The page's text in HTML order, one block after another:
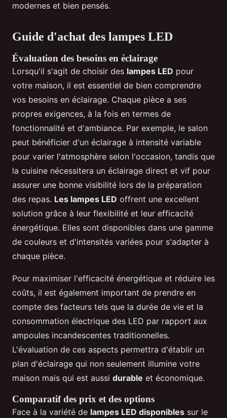
modernes et bien pensés.
Guide d'achat des lampes LED
Évaluation des besoins en éclairage
Lorsqu'il s'agit de choisir des lampes LED pour
votre maison, il est essentiel de bien comprendre
vos besoins en éclairage. Chaque pièce a ses
propres exigences, à la fois en termes de
fonctionnalité et d'ambiance. Par exemple, le salon
peut bénéficier d'un éclairage à intensité variable
pour varier l'atmosphère selon l'occasion, tandis que
la cuisine nécessitera un éclairage direct et vif pour
assurer une bonne visibilité lors de la préparation
des repas. Les lampes LED offrent une excellent
solution grâce à leur flexibilité et leur efficacité
énergétique. Elles sont disponibles dans une gamme
de couleurs et d'intensités variées pour s'adapter à
chaque pièce.
Pour maximiser l'efficacité énergétique et réduire les
coûts, il est également important de prendre en
compte des facteurs tels que la durée de vie et la
consommation électrique des LED par rapport aux
ampoules incandescentes traditionnelles.
L'évaluation de ces aspects permettra d'établir un
plan d'éclairage qui non seulement illumine votre
maison mais qui est aussi durable et économique.
Comparatif des prix et des options
Face à la variété de lampes LED disponibles sur le